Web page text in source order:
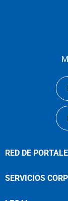
RED DE
SERVICIOS